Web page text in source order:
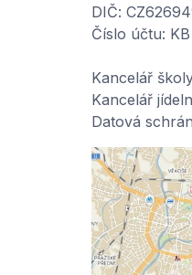
DIČ:
Číslo účtu:
Kancelář
Kancelář
Datová